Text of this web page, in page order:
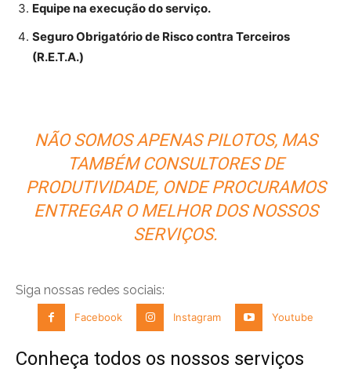
Equipe na execução do serviço.
Seguro Obrigatório de Risco contra Terceiros
(R.E.T.A.)
NÃO SOMOS APENAS PILOTOS, MAS
TAMBÉM CONSULTORES DE
PRODUTIVIDADE, ONDE PROCURAMOS
ENTREGAR O MELHOR DOS NOSSOS
SERVIÇOS.
Siga nossas redes sociais:
Facebook Instagram Youtube
Conheça todos os nossos serviços